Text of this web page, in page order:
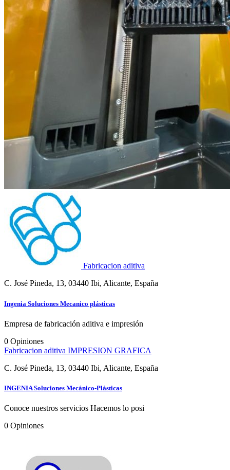
Fabricacion aditiva
C. José Pineda, 13, 03440 Ibi, Alicante, España
Ingenia Soluciones Mecanico plásticas
Empresa de fabricación aditiva e impresión
0 Opiniones
Fabricacion aditiva IMPRESION GRAFICA
C. José Pineda, 13, 03440 Ibi, Alicante, España
INGENIA Soluciones Mecánico-Plásticas
Conoce nuestros servicios Hacemos lo posi
0 Opiniones